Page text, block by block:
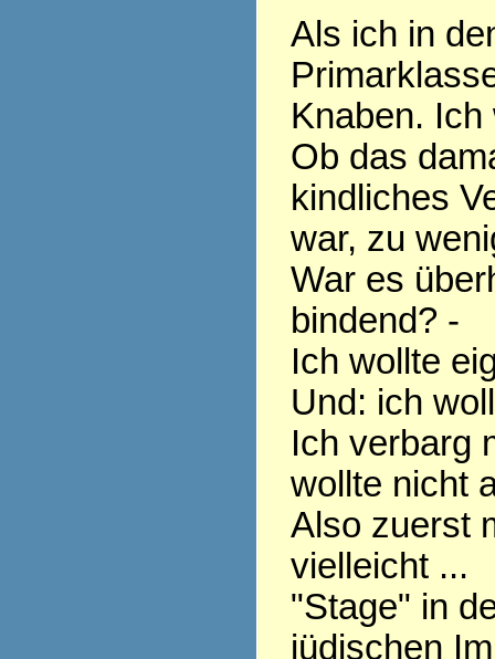
Als ich in
Knaben.
Ob das
kindliches
war, zu
War es
bindend? -
Ich wollte
Und: ich
Ich verbarg
wollte nicht
Also zuerst
vielleicht ...
"Stage" in
jüdischen